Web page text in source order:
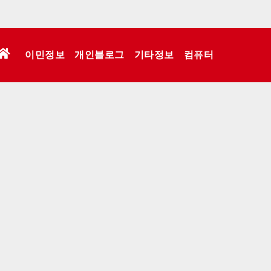
이민정보 개인블로그 기타정보 컴퓨터